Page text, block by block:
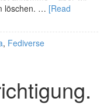
löschen. … [Read
, Fediverse